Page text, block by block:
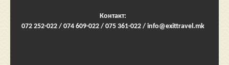
Контакт:
072 252-022 / 074 609-022 / 075 361-022 / info@exittravel.mk